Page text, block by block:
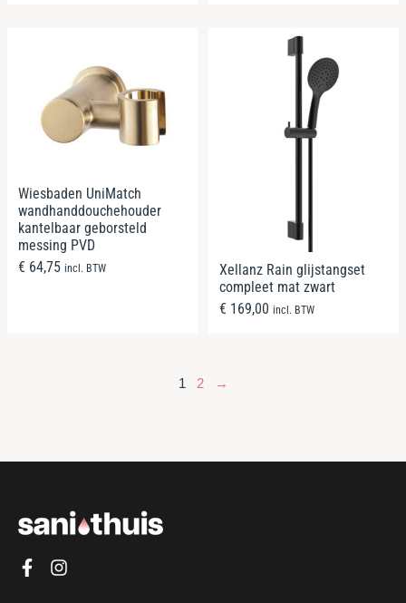
Wiesbaden UniMatch
wandhanddouchehouder
kantelbaar geborsteld
messing PVD
€ 64,75 incl. BTW
Xellanz Rain glijstangset
compleet mat zwart
€ 169,00 incl. BTW
1 2 →